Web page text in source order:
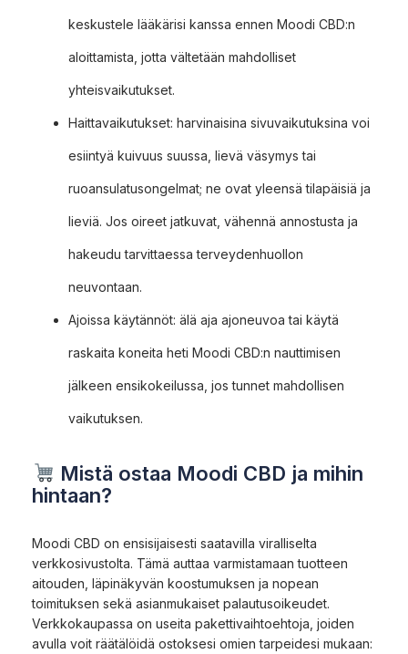
keskustele lääkärisi kanssa ennen Moodi CBD:n
aloittamista, jotta vältetään mahdolliset
yhteisvaikutukset.
Haittavaikutukset: harvinaisina sivuvaikutuksina voi
esiintyä kuivuus suussa, lievä väsymys tai
ruoansulatusongelmat; ne ovat yleensä tilapäisiä ja
lieviä. Jos oireet jatkuvat, vähennä annostusta ja
hakeudu tarvittaessa terveydenhuollon
neuvontaan.
Ajoissa käytännöt: älä aja ajoneuvoa tai käytä
raskaita koneita heti Moodi CBD:n nauttimisen
jälkeen ensikokeilussa, jos tunnet mahdollisen
vaikutuksen.
Mistä ostaa Moodi CBD ja mihin
hintaan?
Moodi CBD on ensisijaisesti saatavilla viralliselta
verkkosivustolta. Tämä auttaa varmistamaan tuotteen
aitouden, läpinäkyvän koostumuksen ja nopean
toimituksen sekä asianmukaiset palautusoikeudet.
Verkkokaupassa on useita pakettivaihtoehtoja, joiden
avulla voit räätälöidä ostoksesi omien tarpeidesi mukaan: